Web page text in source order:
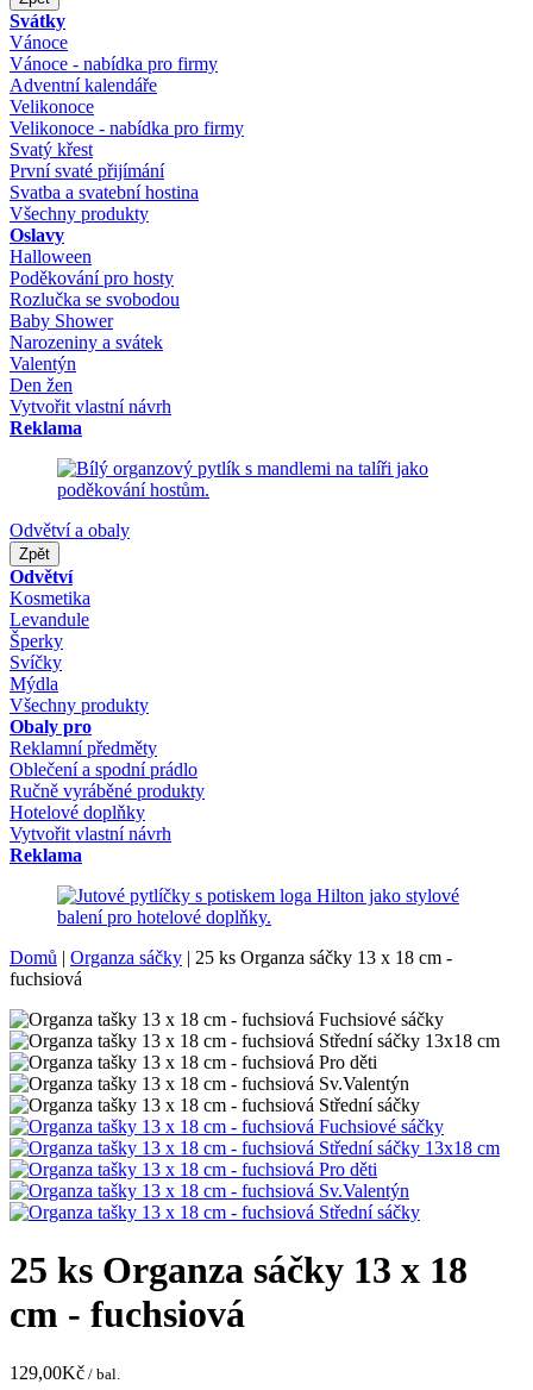
Svátky
Vánoce
Vánoce - nabídka pro firmy
Adventní kalendáře
Velikonoce
Velikonoce - nabídka pro firmy
Svatý křest
První svaté přijímání
Svatba a svatební hostina
Všechny produkty
Oslavy
Halloween
Poděkování pro hosty
Rozlučka se svobodou
Baby Shower
Narozeniny a svátek
Valentýn
Den žen
Vytvořit vlastní návrh
Reklama
Odvětví a obaly
Zpět
Odvětví
Kosmetika
Levandule
Šperky
Svíčky
Mýdla
Všechny produkty
Obaly pro
Reklamní předměty
Oblečení a spodní prádlo
Ručně vyráběné produkty
Hotelové doplňky
Vytvořit vlastní návrh
Reklama
Domů | Organza sáčky | 25 ks Organza sáčky 13 x 18 cm -
fuchsiová
25 ks Organza sáčky 13 x 18
cm - fuchsiová
129,00Kč / bal.